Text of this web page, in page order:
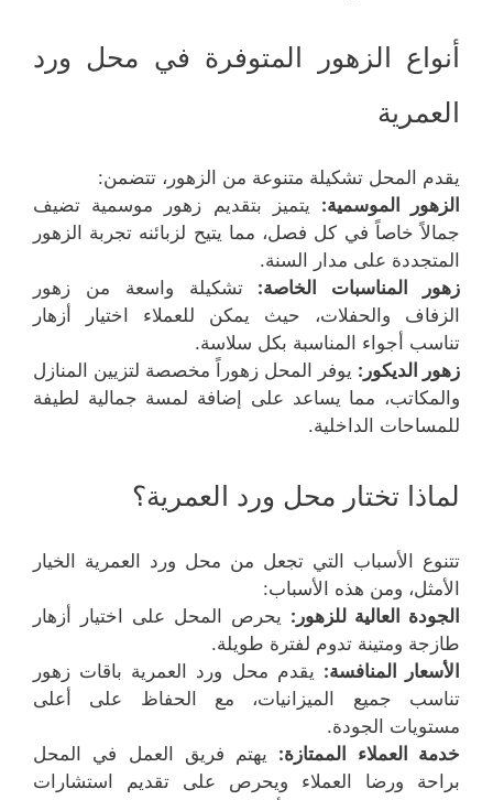
أنواع الزهور المتوفرة في محل ورد
العمرية
يقدم المحل تشكيلة متنوعة من الزهور، تتضمن:
الزهور الموسمية: يتميز بتقديم زهور موسمية تضيف
جمالاً خاصاً في كل فصل، مما يتيح لزبائنه تجربة الزهور
المتجددة على مدار السنة.
زهور المناسبات الخاصة: تشكيلة واسعة من زهور
الزفاف والحفلات، حيث يمكن للعملاء اختيار أزهار
تناسب أجواء المناسبة بكل سلاسة.
زهور الديكور: يوفر المحل زهوراً مخصصة لتزيين المنازل
والمكاتب، مما يساعد على إضافة لمسة جمالية لطيفة
للمساحات الداخلية.
لماذا تختار محل ورد العمرية؟
تتنوع الأسباب التي تجعل من محل ورد العمرية الخيار
الأمثل، ومن هذه الأسباب:
الجودة العالية للزهور: يحرص المحل على اختيار أزهار
طازجة ومتينة تدوم لفترة طويلة.
الأسعار المنافسة: يقدم محل ورد العمرية باقات زهور
تناسب جميع الميزانيات، مع الحفاظ على أعلى
مستويات الجودة.
خدمة العملاء الممتازة: يهتم فريق العمل في المحل
براحة ورضا العملاء ويحرص على تقديم استشارات